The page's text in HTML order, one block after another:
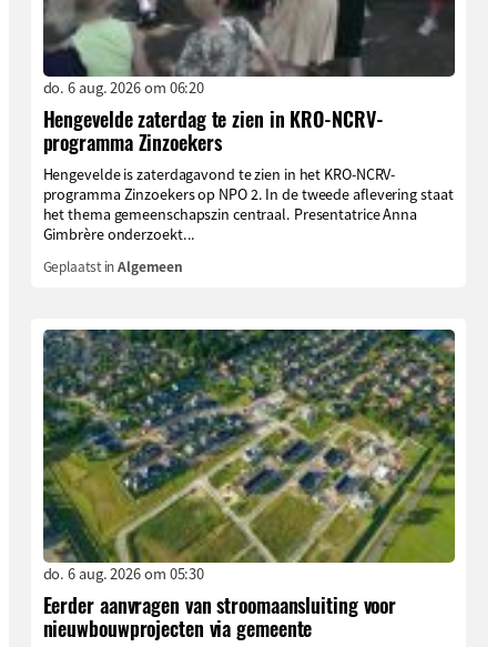
do. 6 aug. 2026 om 06:20
Hengevelde zaterdag te zien in KRO-NCRV-
programma Zinzoekers
Hengevelde is zaterdagavond te zien in het KRO-NCRV-
programma Zinzoekers op NPO 2. In de tweede aflevering staat
het thema gemeenschapszin centraal. Presentatrice Anna
Gimbrère onderzoekt...
Geplaatst inAlgemeen
do. 6 aug. 2026 om 05:30
Eerder aanvragen van stroomaansluiting voor
nieuwbouwprojecten via gemeente